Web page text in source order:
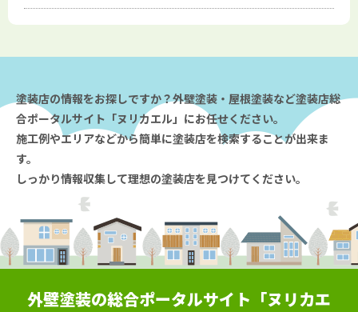
塗装店の情報をお探しですか？外壁塗装・屋根塗装など塗装店総
合ポータルサイト「ヌリカエル」にお任せください。
施工例やエリアなどから簡単に塗装店を検索することが出来ま
す。
しっかり情報収集して理想の塗装店を見つけてください。
外壁塗装の総合ポータルサイト「ヌリカエ